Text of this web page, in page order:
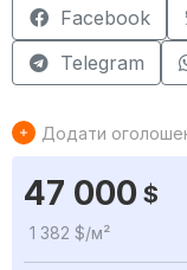
Facebook
Telegram
Додати
47 000 $
1 382 $/м²